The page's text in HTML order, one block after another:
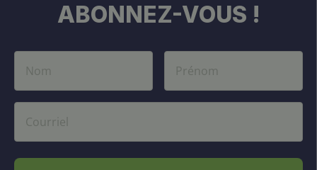
ABONNEZ-VOUS !